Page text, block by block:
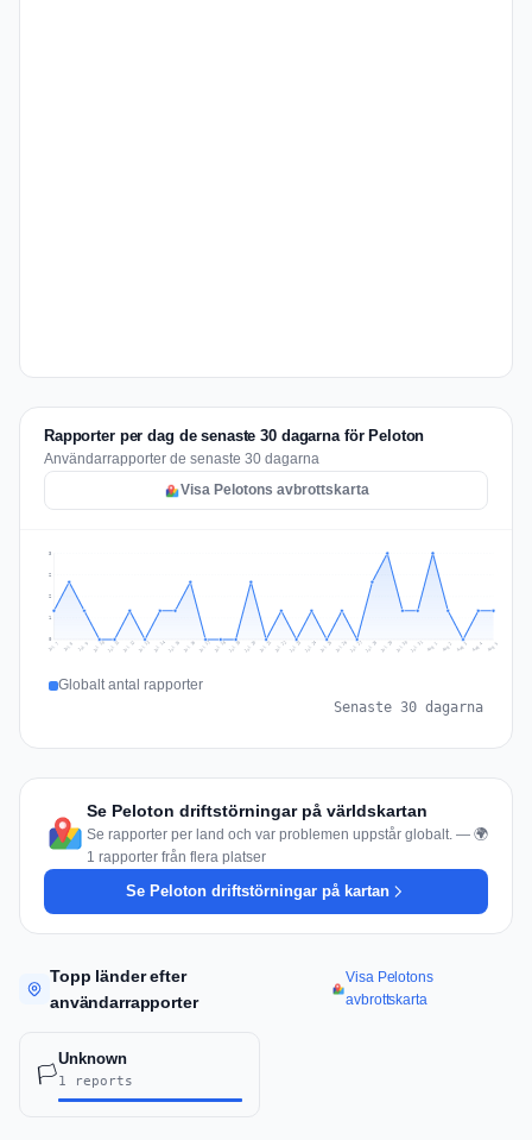
Rapporter per dag de senaste 30 dagarna för Peloton
Användarrapporter de senaste 30 dagarna
Visa Pelotons avbrottskarta
1
2
2
3
Jul 7 Jul 8 Jul 9 Jul 10 Jul 11 Jul 12 Jul 13 Jul 14 Jul 15 Jul 16 Jul 17 Jul 18 Jul 19 Jul 20 Jul 21 Jul 22 Jul 23 Jul 24 Jul 25 Jul 26 Jul 27 Jul 28 Jul 29 Jul 30 Jul 31 Aug 1 Aug 2 Aug 3 Aug 4 Aug 5
Globalt antal rapporter
Senaste 30 dagarna
Se Peloton driftstörningar på världskartan
Se rapporter per land och var problemen uppstår globalt. — 🌍
1 rapporter från flera platser
Se Peloton driftstörningar på kartan
Topp länder efter
användarrapporter
Visa Pelotons
avbrottskarta
🏳️
Unknown
1 reports